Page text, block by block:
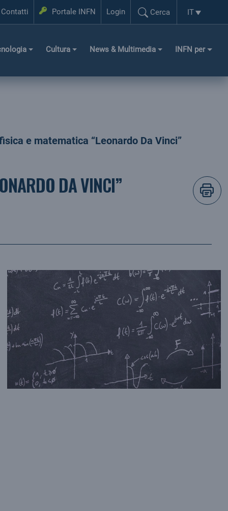
Contatti Portale INFN Login
Login
Cerca
Cerca...
Selezione
IT
Cultura News & Multimedia INFN per
e matematica “Leonardo Da Vinci”
DA VINCI”